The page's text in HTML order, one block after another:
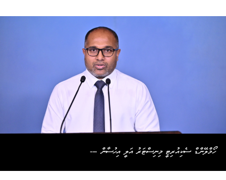
ހޯމްލޭންޑް ސެކިއުރިޓީ މިނިސްޓަރު އަލީ އިހުސާން ---